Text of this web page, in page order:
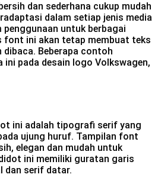
dan sederhana cukup mudah
dalam setiap jenis media
untuk berbagai
font ini akan tetap membuat teks
Beberapa contoh
pada desain logo Volkswagen,
ini adalah tipografi serif yang
ujung huruf. Tampilan font
elegan dan mudah untuk
ini memiliki guratan garis
dan serif datar.